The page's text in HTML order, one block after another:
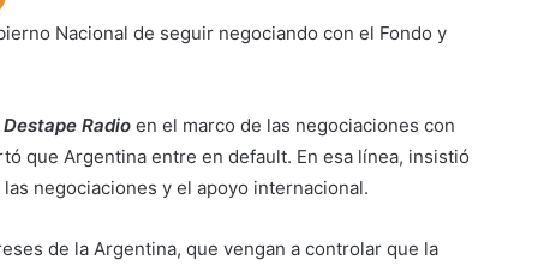
Nacional de seguir negociando con el Fondo y
Destape Radio en el marco de las negociaciones con
que Argentina entre en default. En esa línea, insistió
negociaciones y el apoyo internacional.
de la Argentina, que vengan a controlar que la